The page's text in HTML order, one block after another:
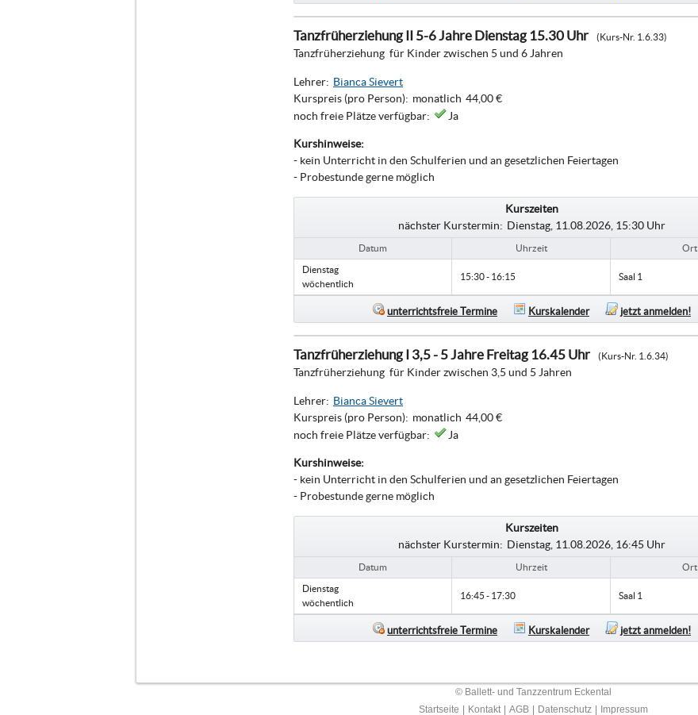
Tanzfrüherziehung II 5-6 Jahre Dienstag 15.30 Uhr (Kurs-Nr. 1.6.33)
Tanzfrüherziehung für Kinder zwischen 5 und 6 Jahren
Lehrer: Bianca Sievert
Kurspreis (pro Person): monatlich 44,00 €
noch freie Plätze verfügbar:
Ja
Kurshinweise:
- kein Unterricht in den Schulferien und an gesetzlichen Feiertagen
- Probestunde gerne möglich
Kurszeiten
nächster Kurstermin: Dienstag, 11.08.2026, 15:30 Uhr
Datum Uhrzeit Ort
Dienstag
wöchentlich
15:30 - 16:15 Saal 1
unterrichtsfreie Termine Kurskalender jetzt anmelden!
Tanzfrüherziehung I 3,5 - 5 Jahre Freitag 16.45 Uhr (Kurs-Nr. 1.6.34)
Tanzfrüherziehung für Kinder zwischen 3,5 und 5 Jahren
Lehrer: Bianca Sievert
Kurspreis (pro Person): monatlich 44,00 €
noch freie Plätze verfügbar:
Ja
Kurshinweise:
- kein Unterricht in den Schulferien und an gesetzlichen Feiertagen
- Probestunde gerne möglich
Kurszeiten
nächster Kurstermin: Dienstag, 11.08.2026, 16:45 Uhr
Datum Uhrzeit Ort
Dienstag
wöchentlich
16:45 - 17:30 Saal 1
unterrichtsfreie Termine Kurskalender jetzt anmelden!
© Ballett- und Tanzzentrum Eckental
Startseite
Kontakt AGB Datenschutz Impressum